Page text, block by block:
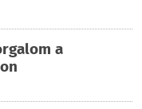
a